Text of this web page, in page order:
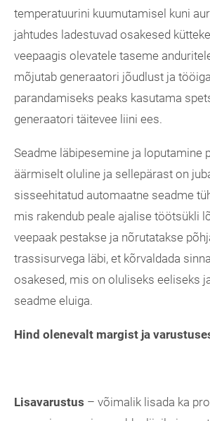
temperatuurini kuumutamisel kuni
jahtudes ladestuvad osakesed
veepaagis olevatele taseme
mõjutab generaatori jõudlust ja
parandamiseks peaks kasutama
generaatori täitevee liini ees.
Seadme läbipesemine ja loputamine
äärmiselt oluline ja sellepärast on
sisseehitatud automaatne seadme
mis rakendub peale ajalise töötsükli
veepaak pestakse ja nõrutatakse
trassisurvega läbi, et kõrvaldada
osakesed, mis on oluliseks eeliseks
seadme eluiga.
Hind olenevalt margist ja
Lisavarustus – võimalik lisada ka